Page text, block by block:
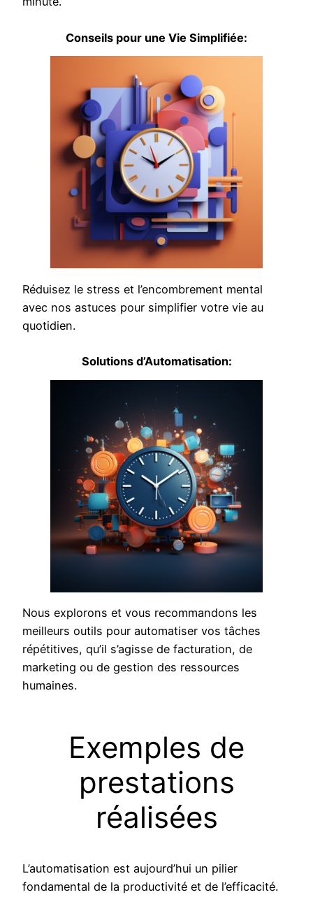
Conseils pour une Vie Simplifiée:
Réduisez le stress et l’encombrement mental
avec nos astuces pour simplifier votre vie au
quotidien.
Solutions d’Automatisation:
Nous explorons et vous recommandons les
meilleurs outils pour automatiser vos tâches
répétitives, qu’il s’agisse de facturation, de
marketing ou de gestion des ressources
humaines.
Exemples de
prestations
réalisées
L’automatisation est aujourd’hui un pilier
fondamental de la productivité et de l’efficacité.